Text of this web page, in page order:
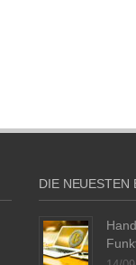
DIE NEUESTEN